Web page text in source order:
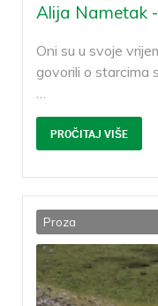
Alija Nametak
Oni su u svoje
govorili o starcima
PROČITAJ VIŠE
Proza